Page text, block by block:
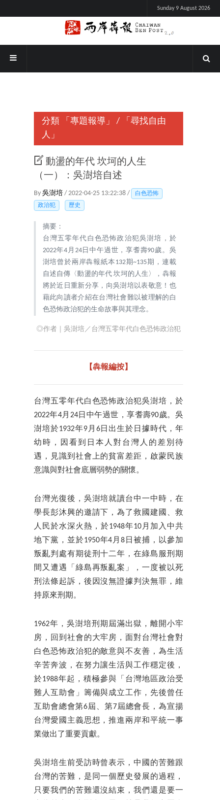
Sunday 9 August 2026
分類 「專題報導」 /
「尋找自由
人」
動盪的年代 坎坷的人生
（一）：吳澍培自述
By 吳澍培 / 2022-04-25 13:22:38 /
白色恐怖
政治犯
歷史
摘要：
台灣五零年代白色恐怖政治犯吳澍培，於
2022年4月24日中午過世，享耆壽90歲。吳
澍培曾於兩岸犇報紙本132期~135期，連載
自述自傳〈動盪的年代 坎坷的人生〉，犇報
將於近日重新分享，向吳澍培以表敬意！也
藉此向讀者介紹在台灣社會難以被理解的白
色恐怖政治犯的生命故事與其理念。
◎作者｜吳澍培／台灣五零年代白色恐怖政治犯
【犇報編按】
台灣五零年代白色恐怖政治犯吳澍培，於
2022年4月24日中午過世，享耆壽90歲。吳
澍培於1932年9月6日出生於日據時代，年
幼時，因看到日本人對台灣人的差別待
遇，見識到社會上的貧富差距，啟蒙民族
意識與對社會底層弱勢的關懷。
台灣光復後，吳澍培就讀台中一中時，在
學長彭沐興的邀請下，為了救國建國、救
人民於水深火熱，於1948年10月加入中共
地下黨，並於1950年4月8日被捕，以參加
叛亂判處有期徒刑十二年，在綠島服刑期
間又遭遇「綠島再叛亂案」，一度被以死
刑法條起訴，後因沒無證據判決無罪，維
持原來刑期。
1962年，吳澍培刑期屆滿出獄，離開小牢
房，回到社會的大牢房，面對台灣社會對
白色恐怖政治犯的敵意與不友善，為生活
辛苦奔波，在努力讓生活與工作穩定後，
於1988年起，積極參與「台灣地區政治受
難人互助會」籌備與成立工作，先後曾任
互助會總會第6屆、第7屆總會長，為宣揚
台灣愛國主義思想，推進兩岸和平統一事
業做出了重要貢獻。
吳澍培生前受訪時曾表示，中國的苦難跟
台灣的苦難，是同一個歷史發展的過程，
只要我們的苦難還沒結束，我們還是要一